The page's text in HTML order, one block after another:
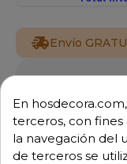
Envío
Equipo de
Pago 100%
Consulta tus
976 25 59
En
terceros, con
la navegación del
de terceros se